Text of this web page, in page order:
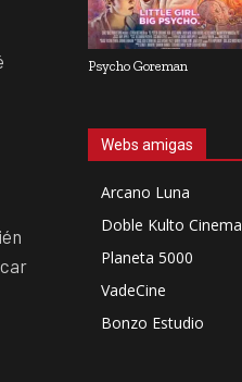
Psycho Goreman
Webs amigas
Arcano Luna
Doble Kulto Cinema
Planeta 5000
VadeCine
Bonzo Estudio